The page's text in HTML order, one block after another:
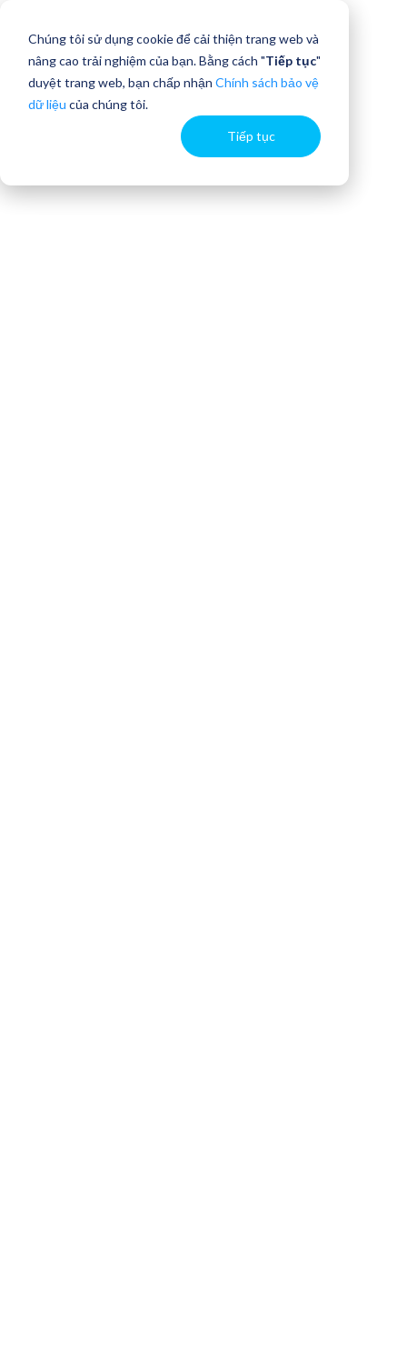
Chúng tôi sử dụng cookie để cải thiện trang web và
nâng cao trải nghiệm của bạn. Bằng cách "Tiếp tục"
duyệt trang web, bạn chấp nhận Chính sách bảo vệ
dữ liệu của chúng tôi.
Tiếp tục